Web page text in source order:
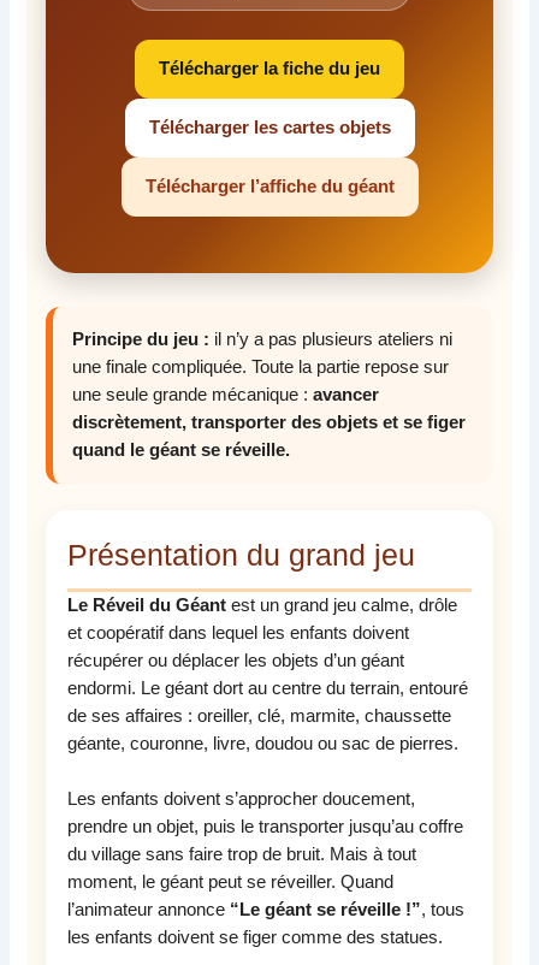
Télécharger la fiche du jeu
Télécharger les cartes objets
Télécharger l’affiche du géant
Principe du jeu : il n’y a pas plusieurs ateliers ni
une finale compliquée. Toute la partie repose sur
une seule grande mécanique :avancer
discrètement, transporter des objets et se figer
quand le géant se réveille.
Présentation du grand jeu
Le Réveil du Géant est un grand jeu calme, drôle
et coopératif dans lequel les enfants doivent
récupérer ou déplacer les objets d’un géant
endormi. Le géant dort au centre du terrain, entouré
de ses affaires : oreiller, clé, marmite, chaussette
géante, couronne, livre, doudou ou sac de pierres.
Les enfants doivent s’approcher doucement,
prendre un objet, puis le transporter jusqu’au coffre
du village sans faire trop de bruit. Mais à tout
moment, le géant peut se réveiller. Quand
l’animateur annonce “Le géant se réveille !”, tous
les enfants doivent se figer comme des statues.